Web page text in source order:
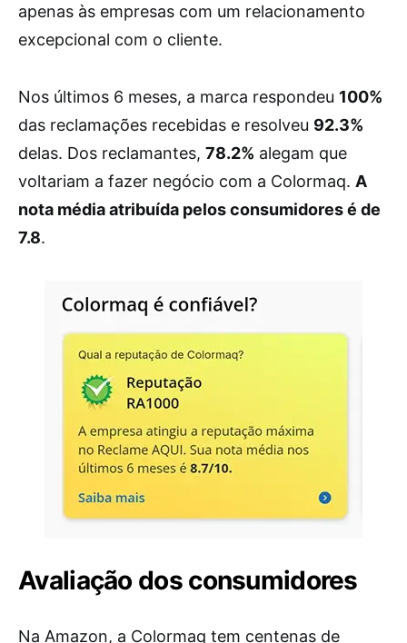
apenas às empresas com um relacionamento
excepcional com o cliente.
Nos últimos 6 meses, a marca respondeu 100%
das reclamações recebidas e resolveu 92.3%
delas. Dos reclamantes, 78.2% alegam que
voltariam a fazer negócio com a Colormaq. A
nota média atribuída pelos consumidores é de
7.8.
Avaliação dos consumidores
Na Amazon, a Colormaq tem centenas de